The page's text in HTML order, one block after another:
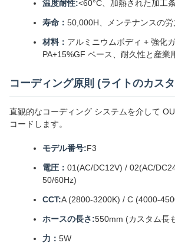
温度耐性:<60°C、加熱された加工
寿命： 50,000H、メンテナンスの
材料： アルミニウムボディ + 強化
PA+15%GF ベース、耐久性と産業
コーディング原則 (ライトのカス
直観的なコーディング システムを介して
コードします。
モデル番号:F3
電圧： 01(AC/DC12V) / 02(AC/
50/60Hz)
CCT:A (2800-3200K) / C (4000-
ホースの長さ:550mm (カスタム長
力： 5W